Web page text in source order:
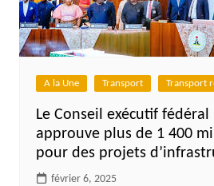
A la Une Transport Transport
Le Conseil exécutif
approuve plus de 1 400
pour des projets
février 6, 2025